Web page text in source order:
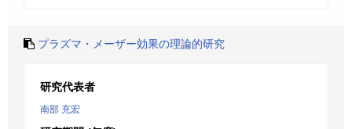
プラズマ・メーザー効果の理論的研究
研究代表者
南部 充宏